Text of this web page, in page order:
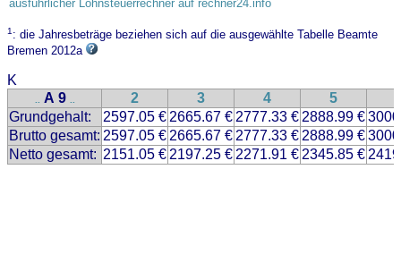
ausführlicher Lohnsteuerrechner auf rechner24.info
1: die Jahresbeträge beziehen sich auf die ausgewählte Tabelle Beamte
Bremen 2012a
K
.. A 9 .. 2 3 4 5
Grundgehalt:
2597.05 € 2665.67 € 2777.33 € 2888.99 €
Brutto gesamt: 2597.05 € 2665.67 € 2777.33 € 2888.99 €
Netto gesamt: 2151.05 € 2197.25 € 2271.91 € 2345.85 €